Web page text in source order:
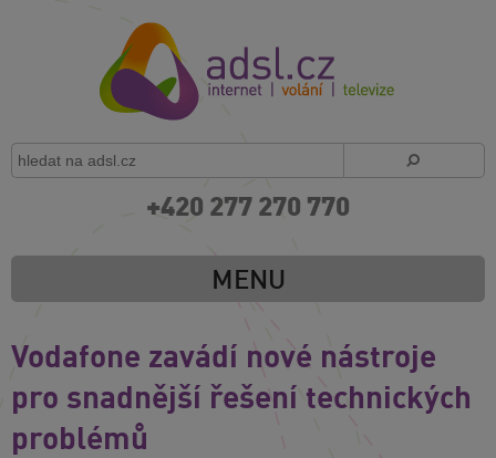
+420 277 270 770
MENU
Vodafone zavádí nové nástroje
pro snadnější řešení technických
problémů